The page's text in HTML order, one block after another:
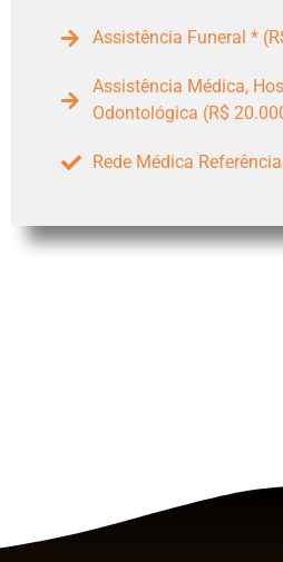
Assistência Funeral *
Assistência Médica,
Odontológica (R$
Rede Médica